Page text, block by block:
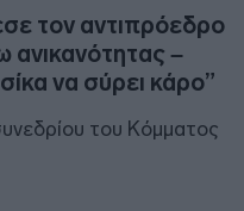
τον αντιπρόεδρο
ανικανότητας –
να σύρει κάρο”
του Κόμματος